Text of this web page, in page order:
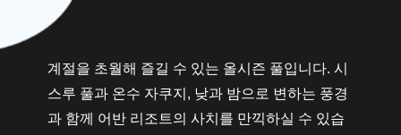
계절을 초월해 즐길 수 있는 올시즌 풀입니다. 시
스루 풀과 온수 자쿠지, 낮과 밤으로 변하는 풍경
과 함께 어반 리조트의 사치를 만끽하실 수 있습